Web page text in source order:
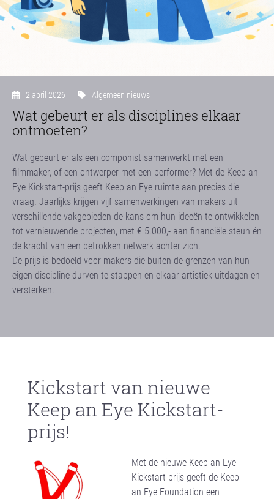
2 april 2026 Algemeen nieuws
Wat gebeurt er als disciplines elkaar
ontmoeten?
Wat gebeurt er als een componist samenwerkt met een
filmmaker, of een ontwerper met een performer? Met de Keep an
Eye Kickstart-prijs geeft Keep an Eye ruimte aan precies die
vraag. Jaarlijks krijgen vijf samenwerkingen van makers uit
verschillende vakgebieden de kans om hun ideeën te ontwikkelen
tot vernieuwende projecten, met € 5.000,- aan financiële steun én
de kracht van een betrokken netwerk achter zich.
De prijs is bedoeld voor makers die buiten de grenzen van hun
eigen discipline durven te stappen en elkaar artistiek uitdagen en
versterken.
Kickstart van nieuwe
Keep an Eye Kickstart-
prijs!
Met de nieuwe Keep an Eye
Kickstart-prijs geeft de Keep
an Eye Foundation een